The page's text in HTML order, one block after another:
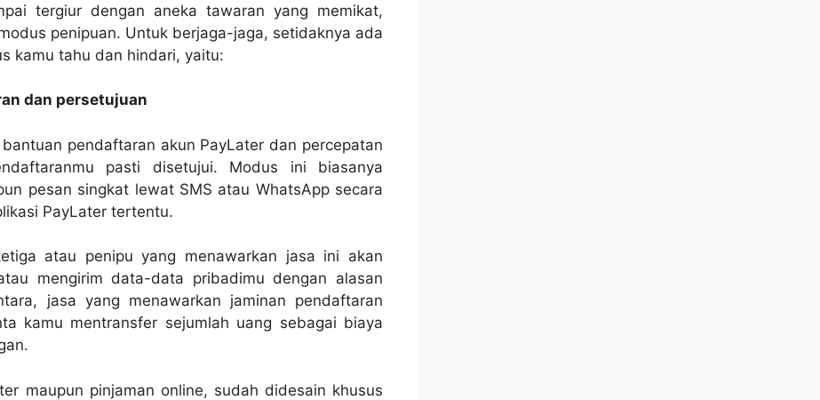
tergiur dengan aneka tawaran yang memikat,
penipuan. Untuk berjaga-jaga, setidaknya ada
kamu tahu dan hindari, yaitu:
dan persetujuan
pendaftaran akun PayLater dan percepatan
pasti disetujui. Modus ini biasanya
pesan singkat lewat SMS atau WhatsApp secara
PayLater tertentu.
atau penipu yang menawarkan jasa ini akan
mengirim data-data pribadimu dengan alasan
jasa yang menawarkan jaminan pendaftaran
kamu mentransfer sejumlah uang sebagai biaya
maupun pinjaman online, sudah didesain khusus